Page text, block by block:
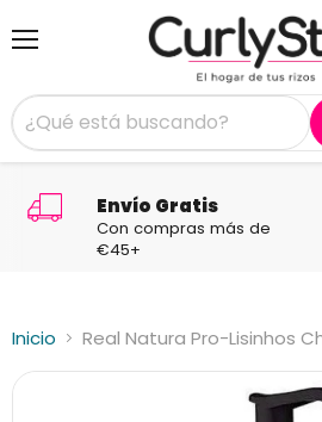
Envío Gratis
Con compras más de
€45+
Inicio Real Natura Pro-Lisinhos